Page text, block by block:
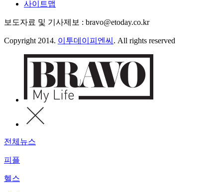
사이트맵
보도자료 및 기사제보 : bravo@etoday.co.kr
Copyright 2014. 이투데이피엔씨 . All rights reserved
전체뉴스
피플
헬스